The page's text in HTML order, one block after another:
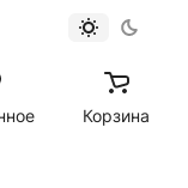
Корзина